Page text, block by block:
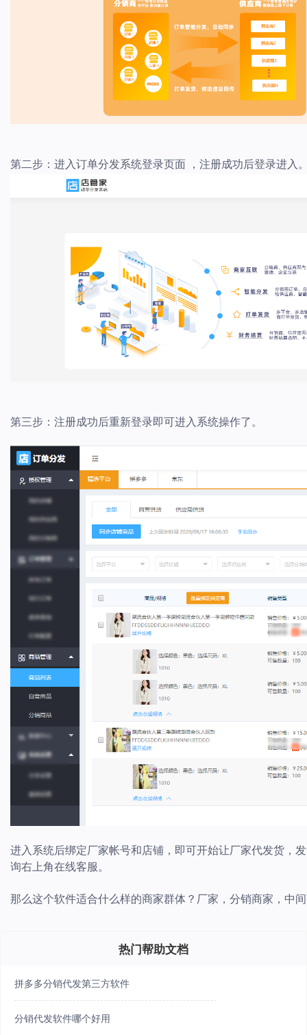
第二步：进入订单分发系统登录页面 ，注册成功后登录进入
第三步：注册成功后重新登录即可进入系统操作了。
进入系统后绑定厂家帐号和店铺，即可开始让厂家代发货，
询右上角在线客服。
那么这个软件适合什么样的商家群体？厂家，分销商家，中
热门帮助文档
拼多多分销代发第三方软件
分销代发软件哪个好用